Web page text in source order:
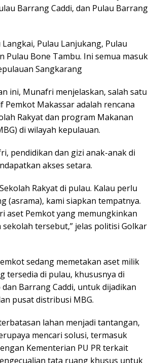
Barrang Caddi, dan Pulau Barrang
Pulau Lanjukang, Pulau
Pulau Bone Tambu. Ini semua masuk
Sangkarang
ini, Munafri menjelaskan, salah satu
Pemkot Makassar adalah rencana
Rakyat dan program Makanan
di wilayah kepulauan.
pendidikan dan gizi anak-anak di
akses setara.
Rakyat di pulau. Kalau perlu
(asrama), kami siapkan tempatnya.
aset Pemkot yang memungkinkan
tersebut,” jelas politisi Golkar
sedang memetakan aset milik
tersedia di pulau, khususnya di
Barrang Caddi, untuk dijadikan
pusat distribusi MBG.
lahan menjadi tantangan,
mencari solusi, termasuk
Kementerian PU PR terkait
tata ruang khusus untuk